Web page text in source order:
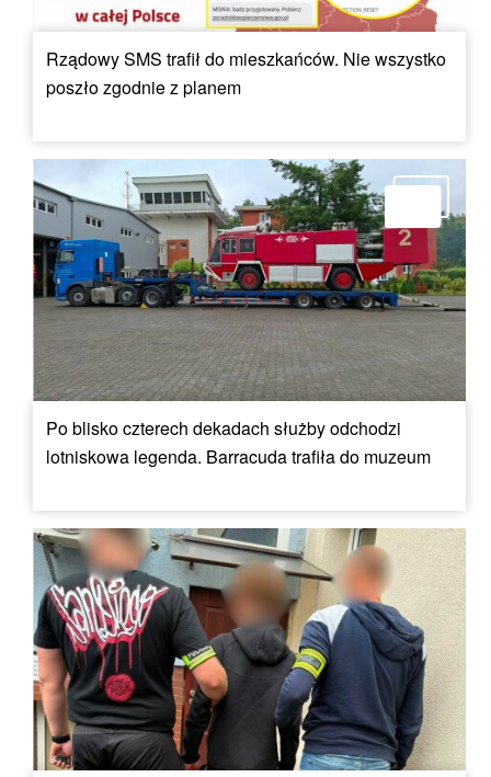
Rządowy SMS trafił do mieszkańców. Nie wszystko
poszło zgodnie z planem
Po blisko czterech dekadach służby odchodzi
lotniskowa legenda. Barracuda trafiła do muzeum